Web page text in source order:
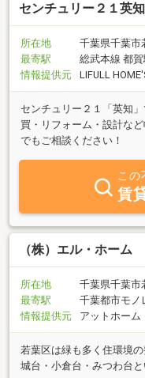
センチュリー２１英
所在地
千葉県千葉市
最寄駅
総武本線 都
情報提供元
LIFULL
センチュリー２１「英知
買・リフォーム・設計な
でもご相談ください！
この
賃
（株）エル・ホーム
所在地
千葉県千葉市
最寄駅
千葉都市モノ
情報提供元
アットホーム
若葉区は緑も多く住環境
城台・小倉台・みつわ台